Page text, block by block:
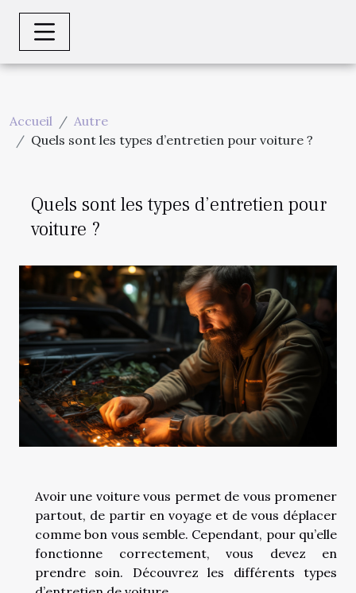
Accueil
Autre
Quels sont les types d’entretien pour voiture ?
Quels sont les types d’entretien pour
voiture ?
Avoir une voiture vous permet de vous promener
partout, de partir en voyage et de vous déplacer
comme bon vous semble. Cependant, pour qu’elle
fonctionne correctement, vous devez en
prendre soin. Découvrez les différents types